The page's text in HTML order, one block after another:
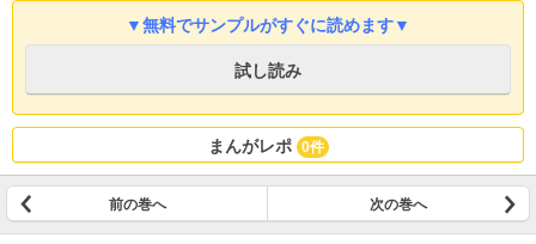
▼無料でサンプルがすぐに読めます▼
試し読み
まんがレポ 0件
前の巻へ 次の巻へ